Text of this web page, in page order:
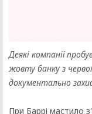
Деякі компанії
жовту банку з
документально
При Баррі мастило